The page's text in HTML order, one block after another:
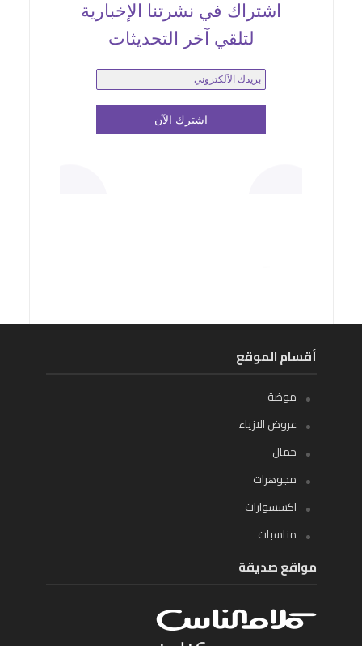
اشتراك في نشرتنا الإخبارية
لتلقي آخر التحديثات
أقسام الموقع
موضة
عروض الازياء
جمال
مجوهرات
اكسسوارات
مناسبات
مواقع صديقة